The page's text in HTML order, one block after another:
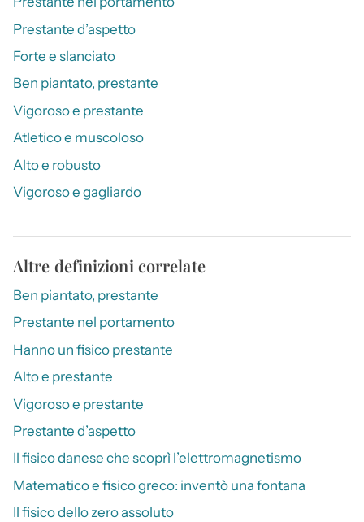
Prestante d’aspetto
Forte e slanciato
Ben piantato, prestante
Vigoroso e prestante
Atletico e muscoloso
Alto e robusto
Vigoroso e gagliardo
Altre definizioni correlate
Ben piantato, prestante
Prestante nel portamento
Hanno un fisico prestante
Alto e prestante
Vigoroso e prestante
Prestante d’aspetto
Il fisico danese che scoprì l’elettromagnetismo
Matematico e fisico greco: inventò una fontana
Il fisico dello zero assoluto